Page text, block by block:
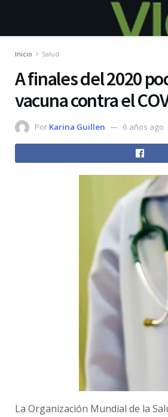
Inicio Salud
A finales del 2020
vacuna contra el
Por Karina Guillen 6 años ago
La Organización Mundial de la